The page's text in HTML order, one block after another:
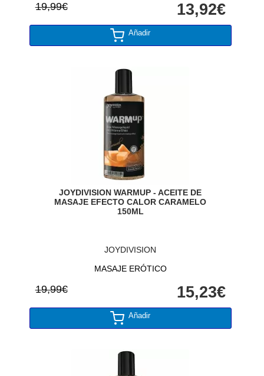
19,99€ 13,92€
Añadir
JOYDIVISION WARMUP - ACEITE DE
MASAJE EFECTO CALOR CARAMELO
150ML
JOYDIVISION
MASAJE ERÓTICO
19,99€ 15,23€
Añadir